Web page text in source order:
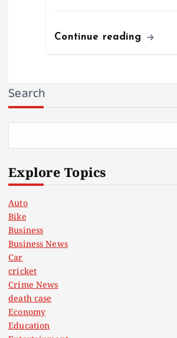
Continue reading
Search
Explore Topics
Auto
Bike
Business
Business News
Car
cricket
Crime News
death case
Economy
Education